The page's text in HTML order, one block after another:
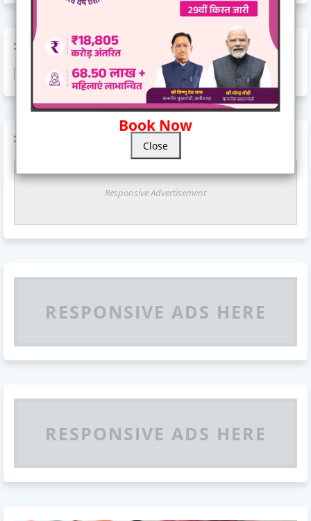
Book Now
Close
AD CODE
Responsive Advertisement
RESPONSIVE ADS HERE
RESPONSIVE ADS HERE